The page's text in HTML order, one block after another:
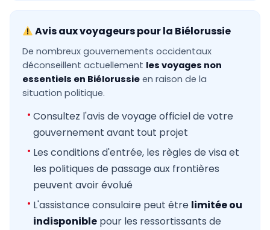
Avis aux voyageurs pour la Biélorussie
De nombreux gouvernements occidentaux
déconseillent actuellement les voyages non
essentiels en Biélorussie en raison de la
situation politique.
Consultez l'avis de voyage officiel de votre
gouvernement avant tout projet
Les conditions d'entrée, les règles de visa et
les politiques de passage aux frontières
peuvent avoir évolué
L'assistance consulaire peut être limitée ou
indisponible pour les ressortissants de